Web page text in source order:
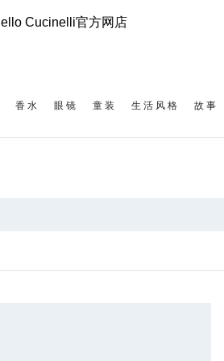
香水 眼镜 童装 生活风格 故事